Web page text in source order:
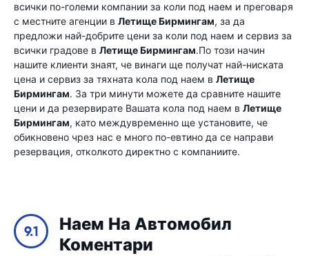
всички по-големи компании за коли под наем и преговаря
с местните агенции в Летище Бирмингам, за да
предложи най-добрите цени за коли под наем и сервиз за
всички градове в Летище Бирмингам.По този начин
нашите клиенти знаят, че винаги ще получат най-ниската
цена и сервиз за тяхната кола под наем в Летище
Бирмингам. За три минути можете да сравните нашите
цени и да резервирате Вашата кола под наем в Летище
Бирмингам, като междувременно ще установите, че
обикновено чрез нас е много по-евтино да се направи
резервация, отколкото директно с компаниите.
9.1
Наем На Автомобил
Коментари